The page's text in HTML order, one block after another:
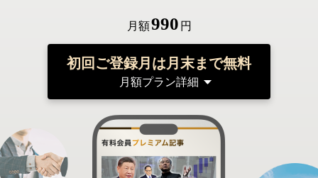
月額990 円
初回ご登録月は月末まで無料
月額プラン詳細